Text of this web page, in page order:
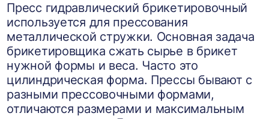
Пресс гидравлический брикетировочный
используется для прессования
металлической стружки. Основная задача
брикетировщика сжать сырье в брикет
нужной формы и веса. Часто это
цилиндрическая форма. Прессы бывают с
разными прессовочными формами,
отличаются размерами и максимальным